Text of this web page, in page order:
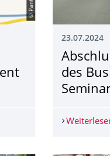
23.07.2024
des